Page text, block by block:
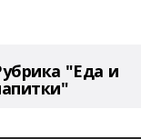
"Еда и